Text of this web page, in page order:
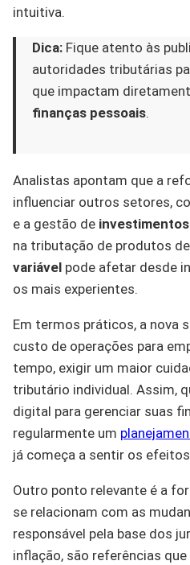
intuitiva.
Dica: Fique atento às
autoridades tributárias
que impactam
finanças pessoais.
Analistas apontam que a
influenciar outros setores,
e a gestão de investimentos
na tributação de produtos de
variável pode afetar desde
os mais experientes.
Em termos práticos, a nova
custo de operações para
tempo, exigir um maior
tributário individual. Assim,
digital para gerenciar suas
regularmente um
já começa a sentir os
Outro ponto relevante é a
se relacionam com as
responsável pela base dos
inflação, são referências